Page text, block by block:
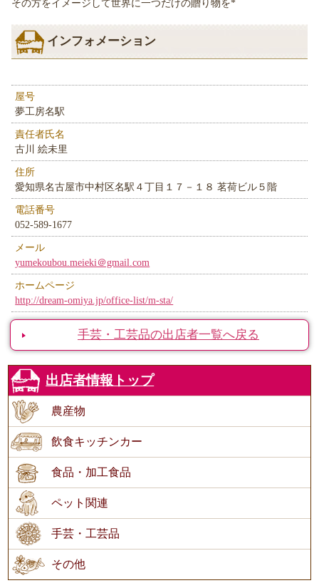
その方をイメージして世界に一つだけの贈り物を*
インフォメーション
屋号
夢工房名駅
責任者氏名
古川 絵未里
住所
愛知県名古屋市中村区名駅４丁目１７－１８ 茗荷ビル５階
電話番号
052-589-1677
メール
yumekoubou.meieki＠gmail.com
ホームページ
http://dream-omiya.jp/office-list/m-sta/
手芸・工芸品の出店者一覧へ戻る
出店者情報トップ
農産物
飲食キッチンカー
食品・加工食品
ペット関連
手芸・工芸品
その他